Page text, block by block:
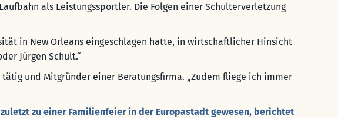
als Leistungssportler. Die Folgen einer Schulterverletzung
in New Orleans eingeschlagen hatte, in wirtschaftlicher Hinsicht
Jürgen Schult.“
und Mitgründer einer Beratungsfirma. „Zudem fliege ich immer
zu einer Familienfeier in der Europastadt gewesen, berichtet